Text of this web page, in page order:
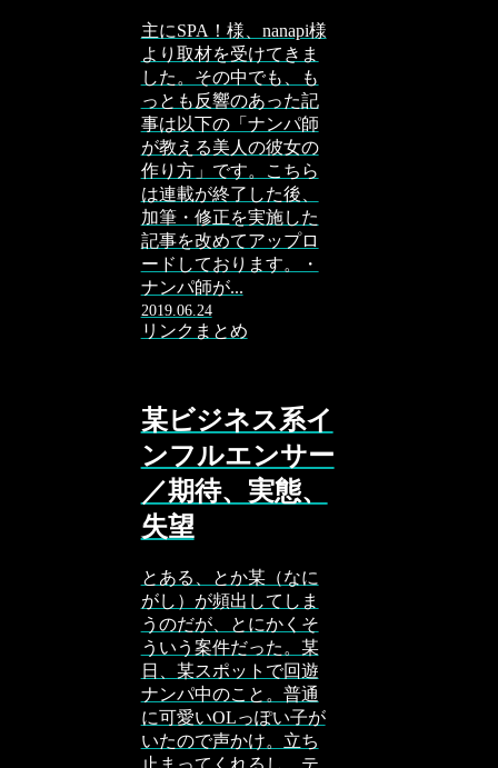
主にSPA！様、nanapi様
より取材を受けてきま
した。その中でも、も
っとも反響のあった記
事は以下の「ナンパ師
が教える美人の彼女の
作り方」です。こちら
は連載が終了した後、
加筆・修正を実施した
記事を改めてアップロ
ードしております。・
ナンパ師が...
2019.06.24
リンクまとめ
某ビジネス系イ
ンフルエンサー
／期待、実態、
失望
とある、とか某（なに
がし）が頻出してしま
うのだが、とにかくそ
ういう案件だった。某
日、某スポットで回遊
ナンパ中のこと。普通
に可愛いOLっぽい子が
いたので声かけ。立ち